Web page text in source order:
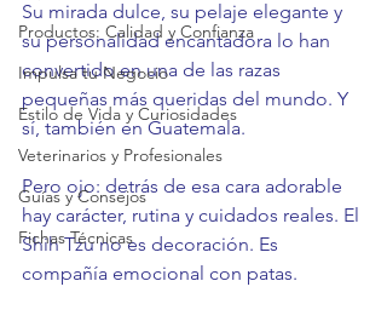
Productos: Calidad y Confianza
Impulsa tu Negocio
Estilo de Vida y Curiosidades
Veterinarios y Profesionales
Guías y Consejos
Fichas Técnicas
Su mirada dulce, su pelaje elegante y
su personalidad encantadora lo han
convertido en una de las razas
pequeñas más queridas del mundo. Y
sí, también en Guatemala.
Pero ojo: detrás de esa cara adorable
hay carácter, rutina y cuidados reales. El
Shih Tzu no es decoración. Es
compañía emocional con patas.